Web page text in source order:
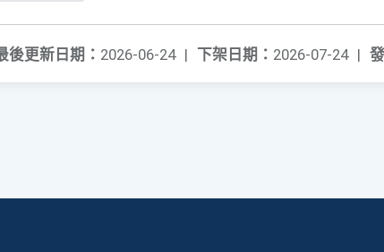
下架日期： 2026-07-24 |
後更新日期： 2026-06-24 |